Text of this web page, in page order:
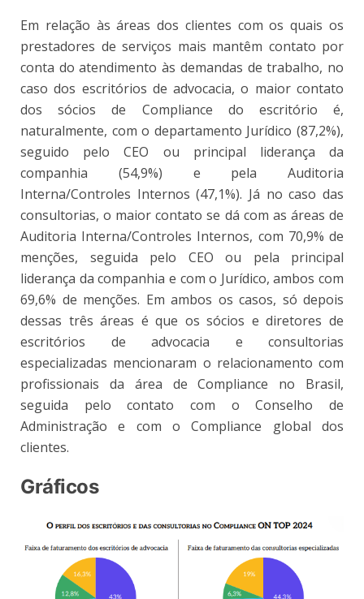
Em relação às áreas dos clientes com os quais os
prestadores de serviços mais mantêm contato por
conta do atendimento às demandas de trabalho, no
caso dos escritórios de advocacia, o maior contato
dos sócios de Compliance do escritório é,
naturalmente, com o departamento Jurídico (87,2%),
seguido pelo CEO ou principal liderança da
companhia (54,9%) e pela Auditoria
Interna/Controles Internos (47,1%). Já no caso das
consultorias, o maior contato se dá com as áreas de
Auditoria Interna/Controles Internos, com 70,9% de
menções, seguida pelo CEO ou pela principal
liderança da companhia e com o Jurídico, ambos com
69,6% de menções. Em ambos os casos, só depois
dessas três áreas é que os sócios e diretores de
escritórios de advocacia e consultorias
especializadas mencionaram o relacionamento com
profissionais da área de Compliance no Brasil,
seguida pelo contato com o Conselho de
Administração e com o Compliance global dos
clientes.
Gráficos